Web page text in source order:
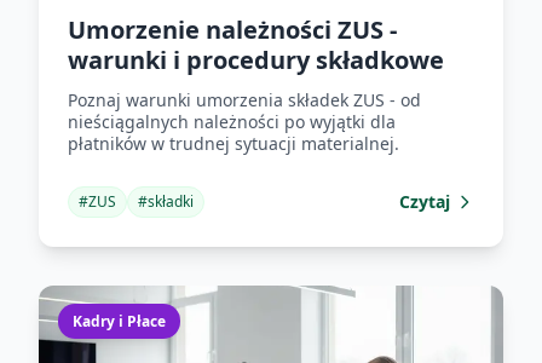
Umorzenie należności ZUS -
warunki i procedury składkowe
Poznaj warunki umorzenia składek ZUS - od
nieściągalnych należności po wyjątki dla
płatników w trudnej sytuacji materialnej.
#ZUS #składki Czytaj
Kadry i Płace